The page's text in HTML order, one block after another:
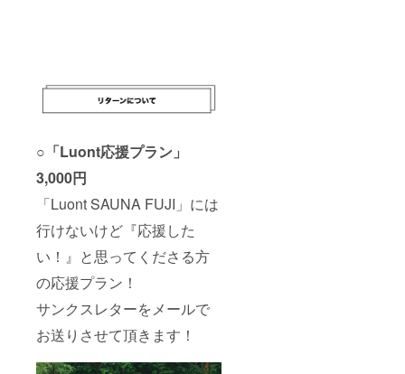
○「Luont応援プラン」
3,000円
「Luont SAUNA FUJI」には
行けないけど『応援した
い！』と思ってくださる方
の応援プラン！
サンクスレターをメールで
お送りさせて頂きます！